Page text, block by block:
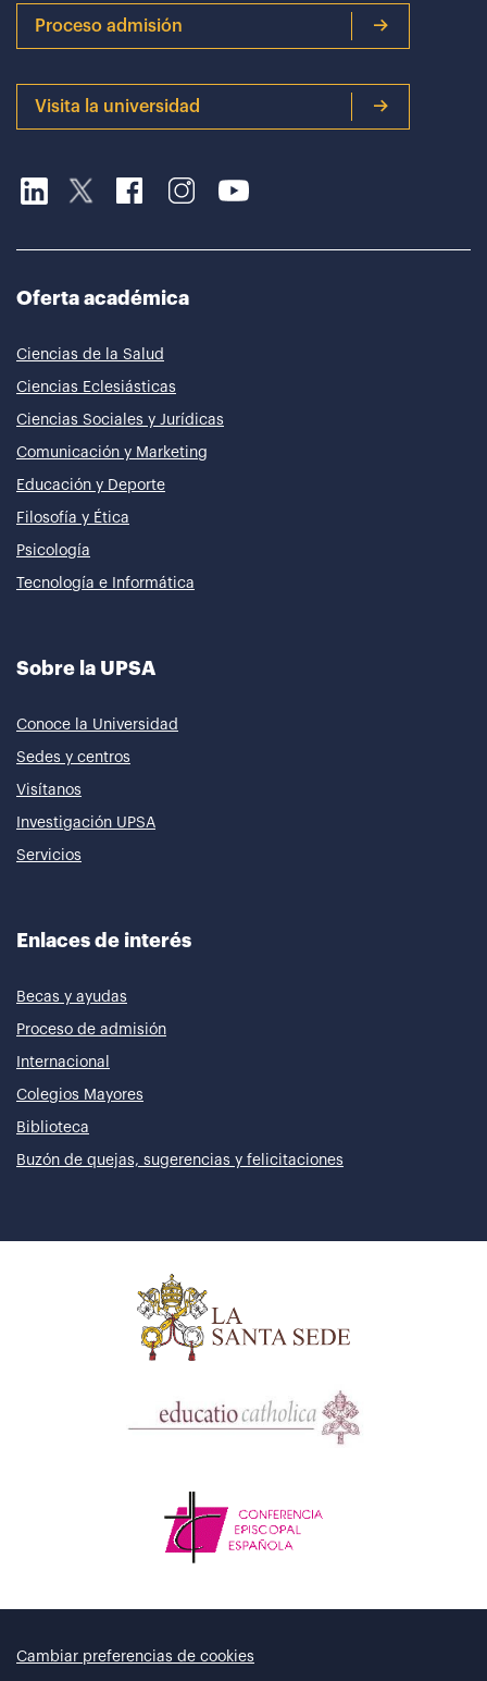
Proceso admisión
Visita la universidad
Oferta académica
Ciencias de la Salud
Ciencias Eclesiásticas
Ciencias Sociales y Jurídicas
Comunicación y Marketing
Educación y Deporte
Filosofía y Ética
Psicología
Tecnología e Informática
Sobre la UPSA
Conoce la Universidad
Sedes y centros
Visítanos
Investigación UPSA
Servicios
Enlaces de interés
Becas y ayudas
Proceso de admisión
Internacional
Colegios Mayores
Biblioteca
Buzón de quejas, sugerencias y felicitaciones
Cambiar preferencias de cookies